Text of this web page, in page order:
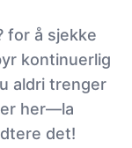
for å sjekke
kontinuerlig
aldri trenger
er her—la
det!